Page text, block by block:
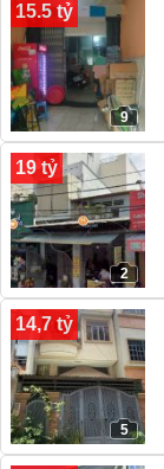
15.5 tỷ
9
19 tỷ
2
14,7 tỷ
5